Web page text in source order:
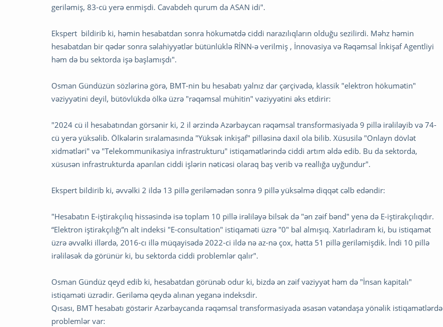
geriləmiş, 83-cü yerə enmişdi. Cavabdeh qurum da ASAN idi".
Ekspert bildirib ki, həmin hesabatdan sonra hökumətdə ciddi narazılıqların olduğu sezilirdi. Məhz həmin
hesabatdan bir qədər sonra səlahiyyətlər bütünlüklə RİNN-ə verilmiş , İnnovasiya və Rəqəmsal İnkişaf Agentliyi
həm də bu sektorda işə başlamışdı".
Osman Gündüzün sözlərinə görə, BMT-nin bu hesabatı yalnız dar çərçivədə, klassik "elektron hökumətin"
vəziyyətini deyil, bütövlükdə ölkə üzrə "rəqəmsal mühitin" vəziyyətini əks etdirir:
"2024 cü il hesabatından görsənir ki, 2 il ərzində Azərbaycan rəqəmsal transformasiyada 9 pillə irəliləyib və 74-
cü yerə yüksəlib. Ölkələrin sıralamasında "Yüksək inkişaf" pilləsinə daxil ola bilib. Xüsusilə "Onlayn dövlət
xidmətləri" və "Telekommunikasiya infrastrukturu" istiqamətlərində ciddi artım əldə edib. Bu da sektorda,
xüsusən infrastrukturda aparılan ciddi işlərin nəticəsi olaraq baş verib və reallığa uyğundur".
Ekspert bildirib ki, əvvəlki 2 ildə 13 pillə geriləmədən sonra 9 pillə yüksəlmə diqqət cəlb edəndir:
"Hesabatın E-iştirakçılıq hissəsində isə toplam 10 pillə irəliləyə bilsək də "ən zəif bənd" yenə də E-iştirakçılıqdır.
“Elektron iştirakçılığı”n alt indeksi "E-consultation" istiqaməti üzrə "0" bal almışıq. Xatırladıram ki, bu istiqamət
üzrə əvvəlki illərdə, 2016-cı illə müqayisədə 2022-ci ildə nə az-nə çox, hətta 51 pillə geriləmişdik. İndi 10 pillə
irəliləsək də görünür ki, bu sektorda ciddi problemlər qalır".
Osman Gündüz qeyd edib ki, hesabatdan görünəb odur ki, bizdə ən zəif vəziyyət həm də "İnsan kapitalı"
istiqaməti üzrədir. Geriləmə qeydə alınan yeganə indeksdir.
Qısası, BMT hesabatı göstərir Azərbaycanda rəqəmsal transformasiyada əsasən vətəndaşa yönəlik istiqamətlərdə
problemlər var: